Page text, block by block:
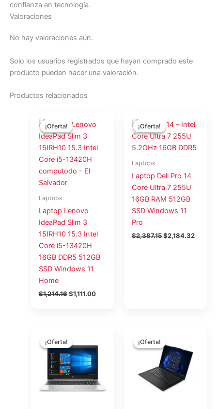
confianza en tecnología.
Valoraciones
No hay valoraciones aún.
Solo los usuarios registrados que hayan comprado este
producto pueden hacer una valoración.
Productos relacionados
¡Oferta!
¡Oferta!
Laptops
Laptop Lenovo
IdeaPad Slim 3
15IRH10 15.3 Intel
Core i5-13420H
16GB DDR5 512GB
SSD Windows 11
Home
$1,214.16
precio
original
era:
$1,214.16.
$1,111.00
precio
$1,111.00.
¡Oferta!
¡Oferta!
Laptops
Laptop Dell Pro 14
Core Ultra 7 255U
16GB RAM 512GB
SSD Windows 11
Pro
$2,387.15
precio
original
era:
$2,387.15.
$2,184.32
precio
¡Oferta!
¡Oferta!
original
era:
$1,335.08.
¡Oferta!
¡Oferta!
original
era:
$1,618.76.
es: